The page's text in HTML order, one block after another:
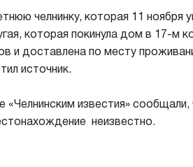
челнинку, которая 11 ноября
которая покинула дом в 17-м
и доставлена по месту
источник.
«Челнинским известия»
неизвестно.